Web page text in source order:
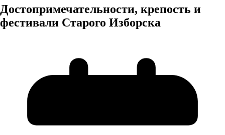
Достопримечательности, крепость и
фестивали Старого Изборска